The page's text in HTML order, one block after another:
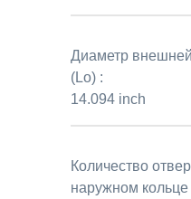
Диаметр
(Lo) :
14.094 inch
Количество
наружном кольце